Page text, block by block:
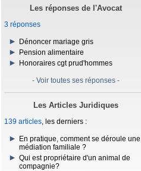
Les réponses de l'Avocat
3 réponses
Dénoncer mariage gris
Pension alimentaire
Honoraires cgt prud'hommes
- Voir toutes ses réponses -
Les Articles Juridiques
139 articles, les derniers :
En pratique, comment se déroule une
médiation familiale ?
Qui est propriétaire d'un animal de
compagnie?